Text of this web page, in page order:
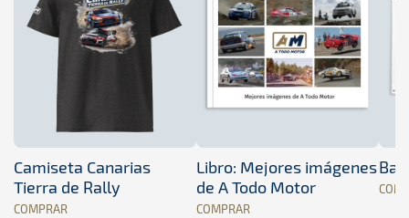
Camiseta Canarias
Tierra de Rally
COMPRAR
Libro: Mejores imágenes
de A Todo Motor
COMPRAR